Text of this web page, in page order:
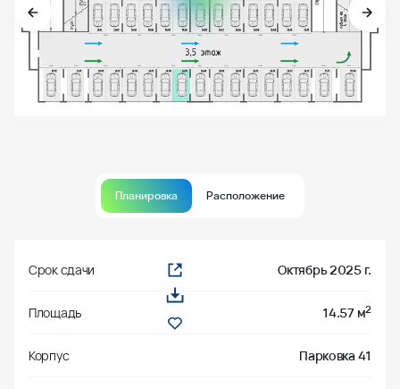
Планировка Расположение
Срок сдачи Октябрь 2025 г.
Площадь 14.57 м2
Корпус Парковка 41